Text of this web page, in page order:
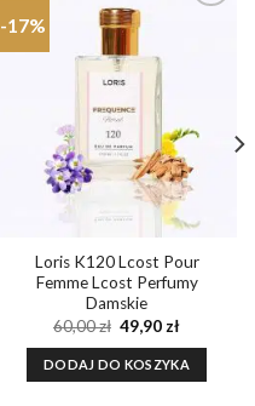
-17%
Dodaj do
Loris K120 Lcost Pour
Femme Lcost Perfumy
Damskie
60,00zł Pierwotna
cena
wynosiła:
60,00 zł.
49,90 złAktualna
wynosi:
49,90 zł.
DODAJ DO KOSZYKA